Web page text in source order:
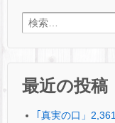
検索:
最近の投稿
｢真実の口」